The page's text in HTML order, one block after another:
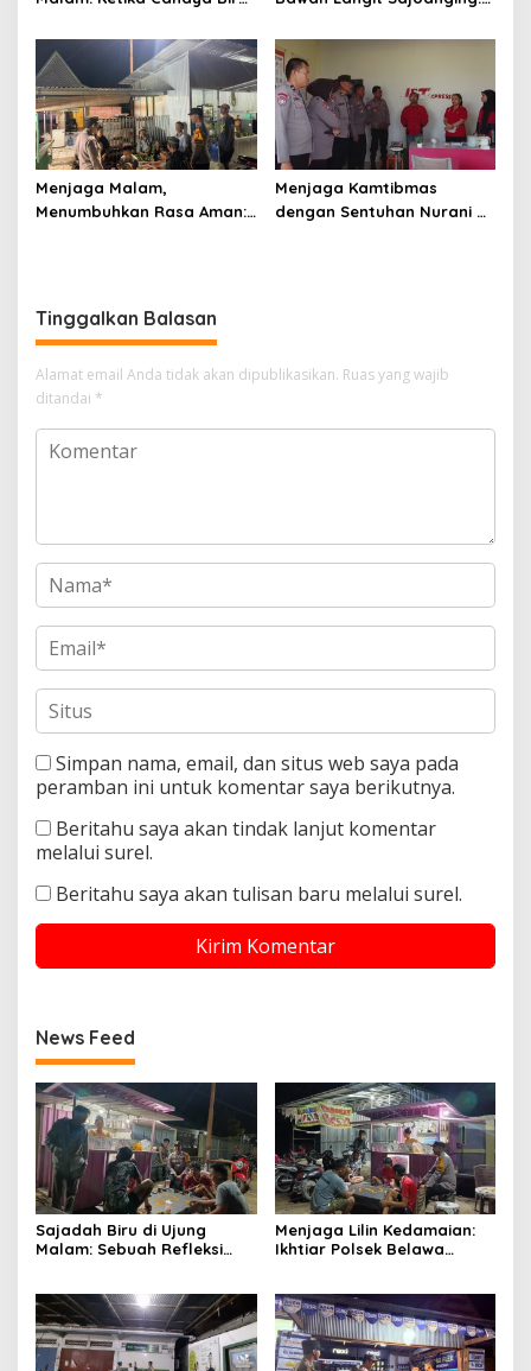
Istirahat Warga
Sabbangparu
Polisi, dan Hati yang
Menjaga
Menjaga Malam,
Menumbuhkan Rasa Aman:
Menjaga Kamtibmas
dengan Sentuhan Nurani di
Tinggalkan Balasan
Alamat email Anda tidak akan dipublikasikan. Ruas yang wajib
ditandai *
Simpan nama, email, dan situs web saya pada
peramban ini untuk komentar saya berikutnya.
Beritahu saya akan tindak lanjut komentar
melalui surel.
Beritahu saya akan tulisan baru melalui surel.
News Feed
Sajadah Biru di Ujung
Malam: Sebuah Refleksi
Menjaga Lilin Kedamaian:
Ikhtiar Polsek Belawa